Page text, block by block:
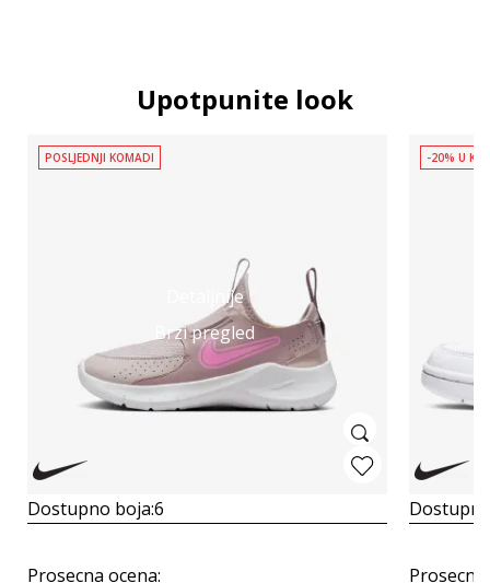
Upotpunite look
Detaljnije
Brzi pregled
POSLJEDNJI KOMADI
Dostupno boja:6
Prosecna ocena:
-20% U